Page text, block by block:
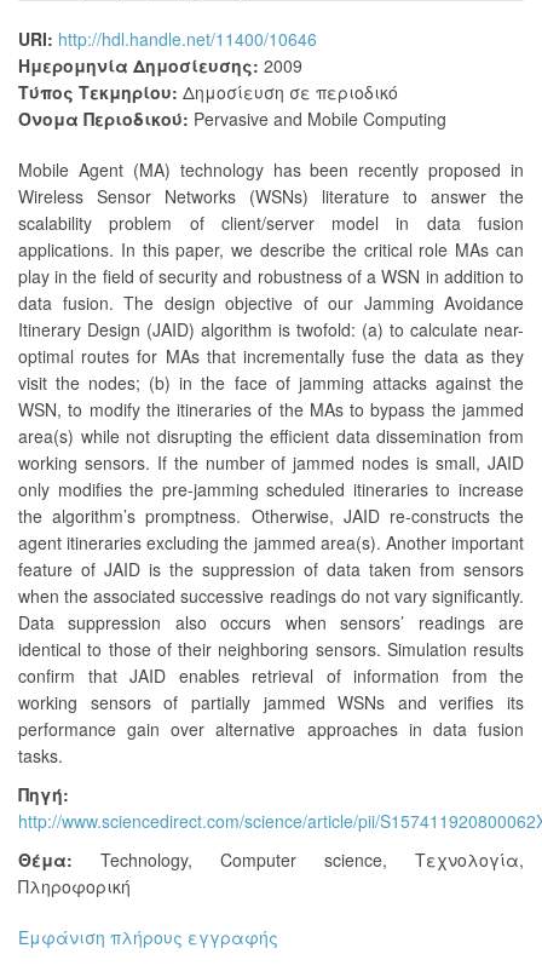
URI: http://hdl.handle.net/11400/10646
Ημερομηνία Δημοσίευσης: 2009
Τύπος Τεκμηρίου: Δημοσίευση σε περιοδικό
Όνομα Περιοδικού: Pervasive and Mobile Computing
Mobile Agent (MA) technology has been recently proposed in
Wireless Sensor Networks (WSNs) literature to answer the
scalability problem of client/server model in data fusion
applications. In this paper, we describe the critical role MAs can
play in the field of security and robustness of a WSN in addition to
data fusion. The design objective of our Jamming Avoidance
Itinerary Design (JAID) algorithm is twofold: (a) to calculate near-
optimal routes for MAs that incrementally fuse the data as they
visit the nodes; (b) in the face of jamming attacks against the
WSN, to modify the itineraries of the MAs to bypass the jammed
area(s) while not disrupting the efficient data dissemination from
working sensors. If the number of jammed nodes is small, JAID
only modifies the pre-jamming scheduled itineraries to increase
the algorithm’s promptness. Otherwise, JAID re-constructs the
agent itineraries excluding the jammed area(s). Another important
feature of JAID is the suppression of data taken from sensors
when the associated successive readings do not vary significantly.
Data suppression also occurs when sensors’ readings are
identical to those of their neighboring sensors. Simulation results
confirm that JAID enables retrieval of information from the
working sensors of partially jammed WSNs and verifies its
performance gain over alternative approaches in data fusion
tasks.
Πηγή:
http://www.sciencedirect.com/science/article/pii/
Θέμα:
Technology, Computer science, Τεχνολογία,
Πληροφορική
Εμφάνιση πλήρους εγγραφής